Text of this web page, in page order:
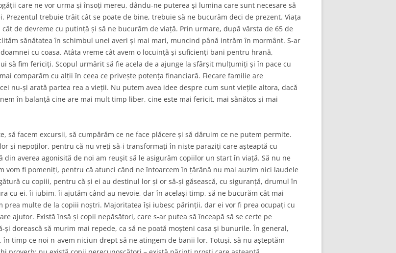
care ne vor urma și însoți mereu, dându-ne puterea și lumina care sunt necesare să
Prezentul trebuie trăit cât se poate de bine, trebuie să ne bucurăm deci de prezent. Viața
de devreme cu putință și să ne bucurăm de viață. Prin urmare, după vârsta de 65 de
sănătatea în schimbul unei averi și mai mari, muncind până intrăm în mormânt. S-ar
cu coasa. Atâta vreme cât avem o locuință și suficienți bani pentru hrană,
să fim fericiți. Scopul urmărit să fie acela de a ajunge la sfârșit mulțumiți și în pace cu
comparăm cu alții în ceea ce privește potența financiară. Fiecare familie are
nu-și arată partea rea a vieții. Nu putem avea idee despre cum sunt viețile altora, dacă
în balanță cine are mai mult timp liber, cine este mai fericit, mai sănătos și mai
să facem excursii, să cumpărăm ce ne face plăcere și să dăruim ce ne putem permite.
și nepoților, pentru că nu vreți să-i transformați în niște paraziți care așteaptă cu
averea agonisită de noi am reușit să le asigurăm copiilor un start în viață. Să nu ne
vom fi pomeniți, pentru că atunci când ne întoarcem în țărână nu mai auzim nici laudele
cu copiii, pentru că și ei au destinul lor și or să-și găsească, cu siguranță, drumul în
cu ei, îi iubim, îi ajutăm când au nevoie, dar în același timp, să ne bucurăm cât mai
prea multe de la copiii noștri. Majoritatea își iubesc părinții, dar ei vor fi prea ocupați cu
ajutor. Există însă și copii nepăsători, care s-ar putea să înceapă să se certe pe
dorească să murim mai repede, ca să ne poată moșteni casa și bunurile. În general,
timp ce noi n-avem niciun drept să ne atingem de banii lor. Totuși, să nu așteptăm